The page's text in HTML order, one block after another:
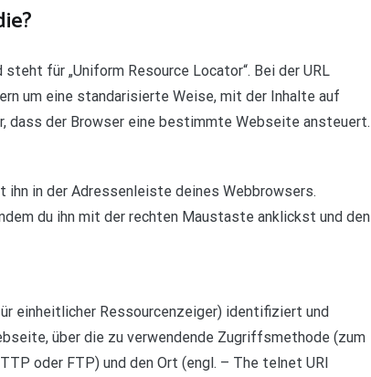
für „Uniform Resource Locator“. Bei der URL
um eine standarisierte Weise, mit der Inhalte auf
dass der Browser eine bestimmte Webseite ansteuert.
in der Adressenleiste deines Webbrowsers.
du ihn mit der rechten Maustaste anklickst und den
einheitlicher Ressourcenzeiger) identifiziert und
über die zu verwendende Zugriffsmethode (zum
oder FTP) und den Ort (engl. – The telnet URI